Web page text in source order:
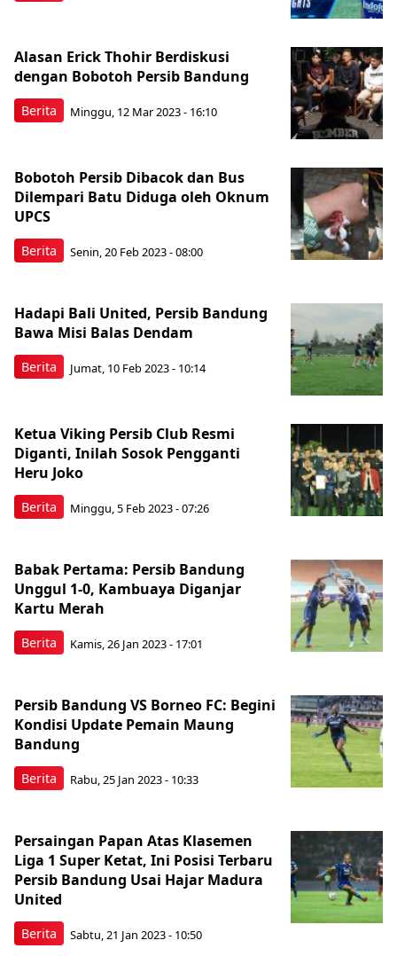
Berita
Alasan Erick Thohir Berdiskusi
dengan Bobotoh Persib Bandung
Minggu, 12 Mar 2023 - 16:10
Berita
Bobotoh Persib Dibacok dan Bus
Dilempari Batu Diduga oleh Oknum
UPCS
Senin, 20 Feb 2023 - 08:00
Berita
Hadapi Bali United, Persib Bandung
Bawa Misi Balas Dendam
Jumat, 10 Feb 2023 - 10:14
Berita
Ketua Viking Persib Club Resmi
Diganti, Inilah Sosok Pengganti
Heru Joko
Minggu, 5 Feb 2023 - 07:26
Berita
Babak Pertama: Persib Bandung
Unggul 1-0, Kambuaya Diganjar
Kartu Merah
Kamis, 26 Jan 2023 - 17:01
Berita
Persib Bandung VS Borneo FC: Begini
Kondisi Update Pemain Maung
Bandung
Rabu, 25 Jan 2023 - 10:33
Berita
Persaingan Papan Atas Klasemen
Liga 1 Super Ketat, Ini Posisi Terbaru
Persib Bandung Usai Hajar Madura
United
Sabtu, 21 Jan 2023 - 10:50